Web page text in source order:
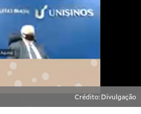
Crédito: Divulgação